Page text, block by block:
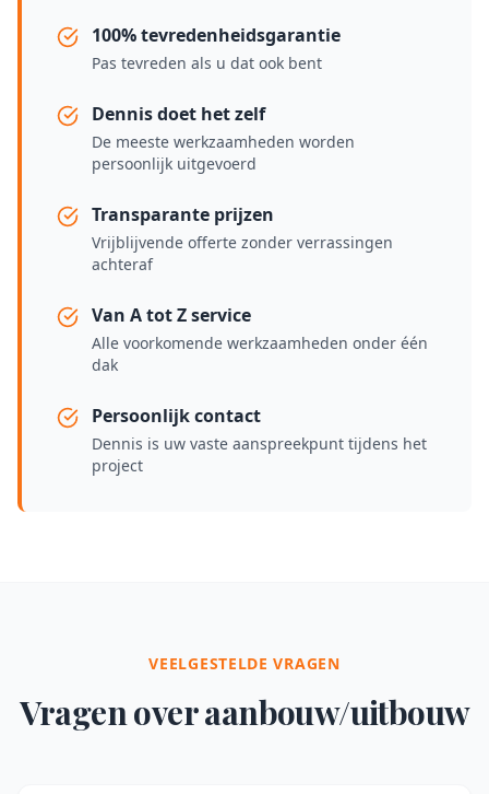
100% tevredenheidsgarantie
Pas tevreden als u dat ook bent
Dennis doet het zelf
De meeste werkzaamheden worden
persoonlijk uitgevoerd
Transparante prijzen
Vrijblijvende offerte zonder verrassingen
achteraf
Van A tot Z service
Alle voorkomende werkzaamheden onder één
dak
Persoonlijk contact
Dennis is uw vaste aanspreekpunt tijdens het
project
VEELGESTELDE VRAGEN
Vragen overaanbouw/uitbouw